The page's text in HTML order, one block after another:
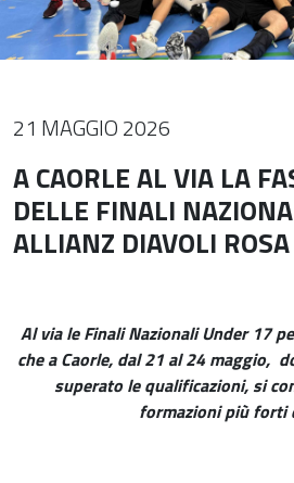
21 MAGGIO 2026
A CAORLE AL VIA LA
DELLE FINALI
ALLIANZ DIAVOLI ROSA
Al via le Finali Nazionali Under 17
che a Caorle, dal 21 al 24 maggio,
superato le qualificazioni, si
formazioni più forti